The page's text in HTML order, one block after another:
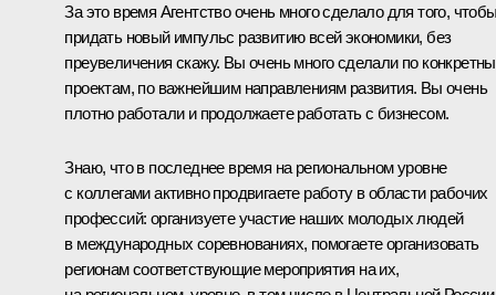
За это время Агентство очень много сделало для того,
придать новый импульс развитию всей экономики, без
преувеличения скажу. Вы очень много сделали по
проектам, по важнейшим направлениям развития. Вы очень
плотно работали и продолжаете работать с бизнесом.
Знаю, что в последнее время на региональном уровне
с коллегами активно продвигаете работу в области рабочих
профессий: организуете участие наших молодых людей
в международных соревнованиях, помогаете организовать
регионам соответствующие мероприятия на их,